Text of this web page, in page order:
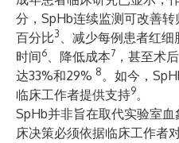
分，SpHb连续监测可改善
百分比3 、减少每例患者红细
时间6、降低成本7 ，甚至术
达33%和29% 8。如今，
临床工作者提供支持9。
SpHb并非旨在取代实验室
床决策必须依据临床工作者